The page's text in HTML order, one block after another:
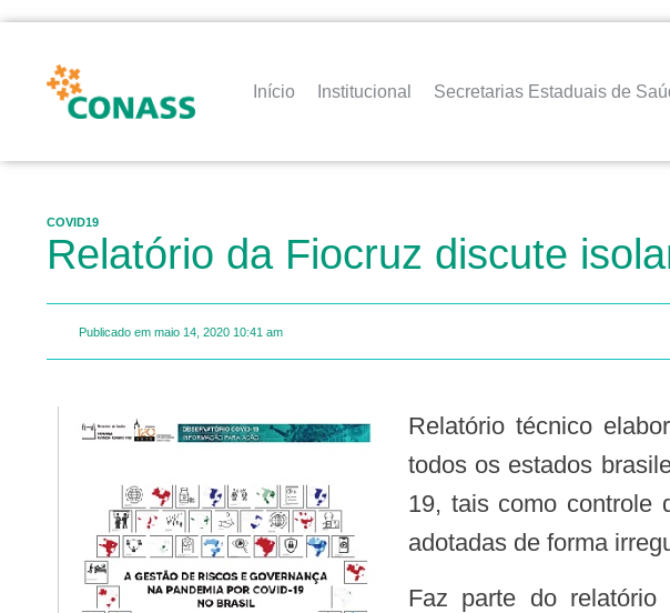
Início Institucional Secretarias Estaduais de
COVID19
Relatório da Fiocruz discute
Publicado em maio 14, 2020 10:41 am
Relatório técnico elaborado pela Fiocruz revela que o distanciamento social foi adotado por
todos os estados
19, tais como controle
adotadas de forma
Faz parte do relatório observar, por exemplo, as determinações impostas pelos governos